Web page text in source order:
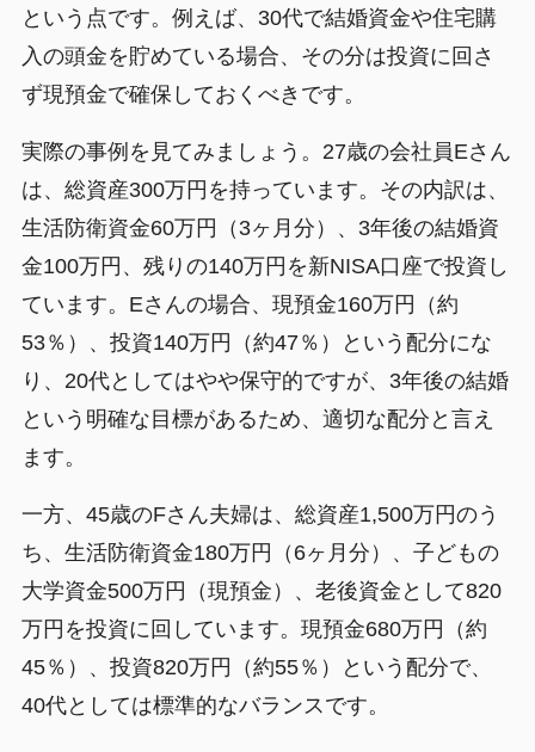
という点です。例えば、30代で結婚資金や住宅購
入の頭金を貯めている場合、その分は投資に回さ
ず現預金で確保しておくべきです。
実際の事例を見てみましょう。27歳の会社員Eさん
は、総資産300万円を持っています。その内訳は、
生活防衛資金60万円（3ヶ月分）、3年後の結婚資
金100万円、残りの140万円を新NISA口座で投資し
ています。Eさんの場合、現預金160万円（約
53％）、投資140万円（約47％）という配分にな
り、20代としてはやや保守的ですが、3年後の結婚
という明確な目標があるため、適切な配分と言え
ます。
一方、45歳のFさん夫婦は、総資産1,500万円のう
ち、生活防衛資金180万円（6ヶ月分）、子どもの
大学資金500万円（現預金）、老後資金として820
万円を投資に回しています。現預金680万円（約
45％）、投資820万円（約55％）という配分で、
40代としては標準的なバランスです。